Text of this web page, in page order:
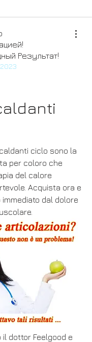
Результат!
ciclo sono la
per coloro che
del calore
Acquista ora e
dal dolore
il dottor Feelgood e